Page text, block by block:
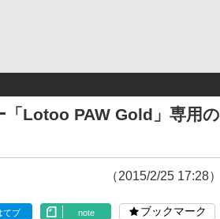
Lotoo PAW Gold」専用の
（2015/2/25 17:28）
てブ note ブックマーク